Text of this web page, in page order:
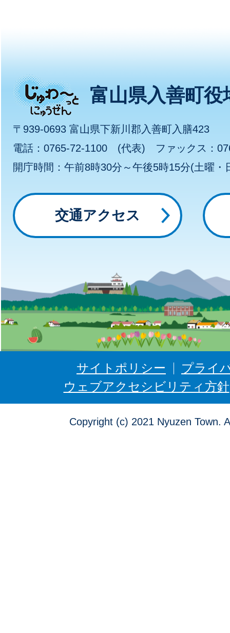
じ
ゅ
わ
～
っ
と
ゅ
う
ぜ
富山県入善町役
〒939-0693 富山県下新川郡入善町入膳423
電話：0765-72-1100 (代表) ファックス：
開庁時間：午前8時30分～午後5時15分(土曜
交通アクセス
サイトポリシー
プライ
ウェブアクセシビリティ方針
Copyright (c) 2021 Nyuzen Town.